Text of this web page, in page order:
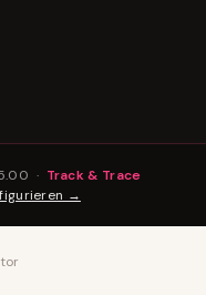
· Track & Trace
→